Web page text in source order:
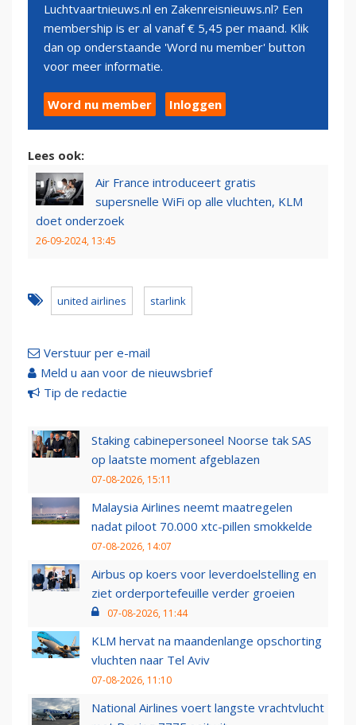
Luchtvaartnieuws.nl en Zakenreisnieuws.nl? Een
membership is er al vanaf € 5,45 per maand. Klik
dan op onderstaande 'Word nu member' button
voor meer informatie.
Word nu member Inloggen
Lees ook:
Air France introduceert gratis
supersnelle WiFi op alle vluchten, KLM
doet onderzoek
26-09-2024, 13:45
united airlines starlink
Verstuur per e-mail
Meld u aan voor de nieuwsbrief
Tip de redactie
Staking cabinepersoneel Noorse tak SAS
op laatste moment afgeblazen
07-08-2026, 15:11
Malaysia Airlines neemt maatregelen
nadat piloot 70.000 xtc-pillen smokkelde
07-08-2026, 14:07
Airbus op koers voor leverdoelstelling en
ziet orderportefeuille verder groeien
07-08-2026, 11:44
KLM hervat na maandenlange opschorting
vluchten naar Tel Aviv
07-08-2026, 11:10
National Airlines voert langste vrachtvlucht